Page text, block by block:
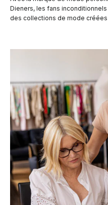
Dieners, les fans
des collections de mode